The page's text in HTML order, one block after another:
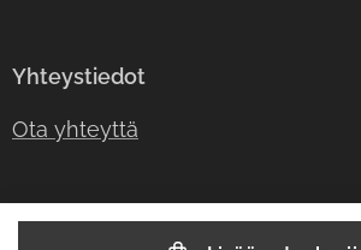
Yhteystiedot
Ota yhteyttä